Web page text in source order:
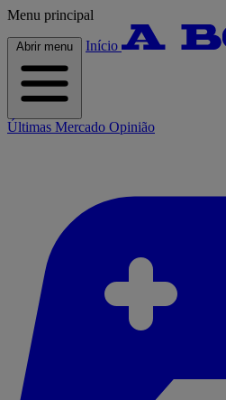
Menu principal
Abrir menu Início
Últimas Mercado Opinião